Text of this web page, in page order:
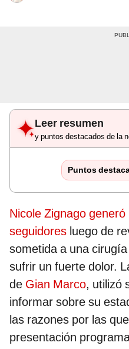
Leer resumen
y puntos destacados de la
Puntos
Nicole Zignago
seguidores luego de
sometida a una
sufrir un fuerte dolor.
de Gian Marco, utilizó
informar sobre su
las razones por las
presentación